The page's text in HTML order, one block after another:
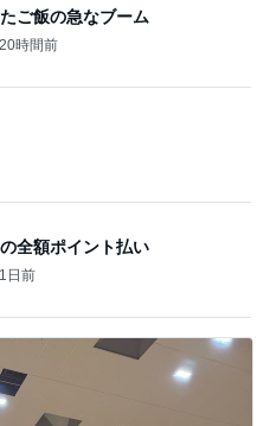
全額ポイント払い
1日前
練習